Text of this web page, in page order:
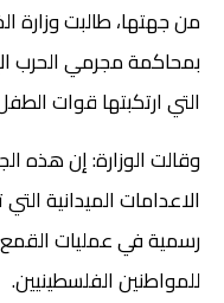
من جهتها، طالبت وزارة
بمحاكمة مجرمي الحرب
التي ارتكبتها قوات
وقالت الوزارة: إن
الاعدامات الميدانية
رسمية في عمليات القمع
للمواطنين الفلسطينيين.